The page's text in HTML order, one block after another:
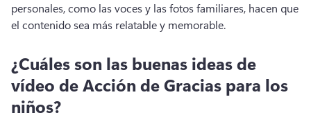
personales, como las voces y las fotos familiares, hacen que
el contenido sea más relatable y memorable.
¿Cuáles son las buenas ideas de
vídeo de Acción de Gracias para los
niños?